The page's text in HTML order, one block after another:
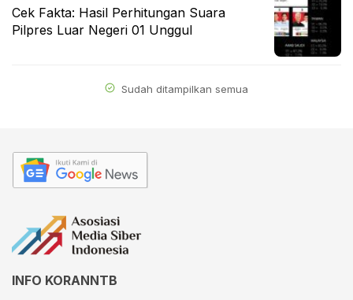
Cek Fakta: Hasil Perhitungan Suara
Pilpres Luar Negeri 01 Unggul
Sudah ditampilkan semua
INFO KORANNTB